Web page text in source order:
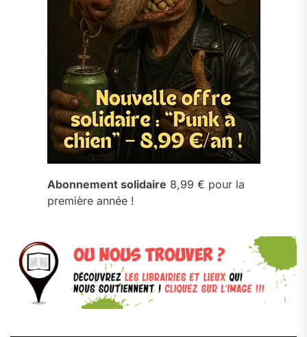
Abonnement solidaire 8,99 € pour la
première année !